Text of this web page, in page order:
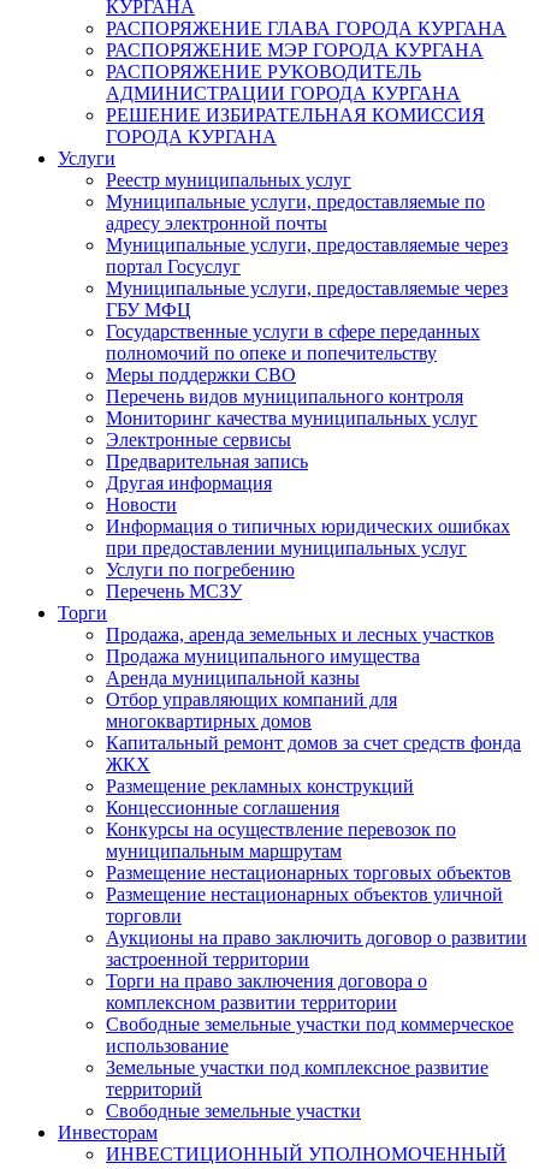
КУРГАНА
РАСПОРЯЖЕНИЕ ГЛАВА ГОРОДА КУРГАНА
РАСПОРЯЖЕНИЕ МЭР ГОРОДА КУРГАНА
РАСПОРЯЖЕНИЕ РУКОВОДИТЕЛЬ
АДМИНИСТРАЦИИ ГОРОДА КУРГАНА
РЕШЕНИЕ ИЗБИРАТЕЛЬНАЯ КОМИССИЯ
ГОРОДА КУРГАНА
Услуги
Реестр муниципальных услуг
Муниципальные услуги, предоставляемые по
адресу электронной почты
Муниципальные услуги, предоставляемые через
портал Госуслуг
Муниципальные услуги, предоставляемые через
ГБУ МФЦ
Государственные услуги в сфере переданных
полномочий по опеке и попечительству
Меры поддержки СВО
Перечень видов муниципального контроля
Мониторинг качества муниципальных услуг
Электронные сервисы
Предварительная запись
Другая информация
Новости
Информация о типичных юридических ошибках
при предоставлении муниципальных услуг
Услуги по погребению
Перечень МСЗУ
Торги
Продажа, аренда земельных и лесных участков
Продажа муниципального имущества
Аренда муниципальной казны
Отбор управляющих компаний для
многоквартирных домов
Капитальный ремонт домов за счет средств фонда
ЖКХ
Размещение рекламных конструкций
Концессионные соглашения
Конкурсы на осуществление перевозок по
муниципальным маршрутам
Размещение нестационарных торговых объектов
Размещение нестационарных объектов уличной
торговли
Аукционы на право заключить договор о развитии
застроенной территории
Торги на право заключения договора о
комплексном развитии территории
Свободные земельные участки под коммерческое
использование
Земельные участки под комплексное развитие
территорий
Свободные земельные участки
Инвесторам
ИНВЕСТИЦИОННЫЙ УПОЛНОМОЧЕННЫЙ